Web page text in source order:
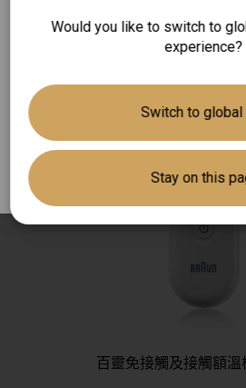
百靈免接觸及接觸額溫
恆隆行貿易股份有限公司為
唯一總代理。購買平行輸入百
有關百靈體溫計於台灣的銷售
將有專員替您服務。
Would you like to switch to
experience?
Switch to
Stay on this